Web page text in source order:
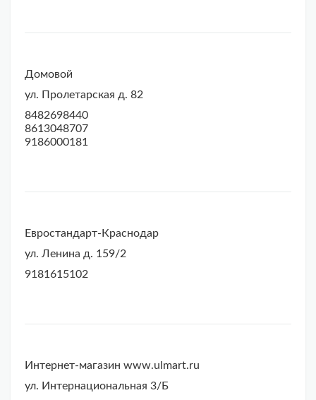
Домовой
ул. Пролетарская д. 82
8482698440
8613048707
9186000181
Евростандарт-Краснодар
ул. Ленина д. 159/2
9181615102
Интернет-магазин www.ulmart.ru
ул. Интернациональная 3/Б